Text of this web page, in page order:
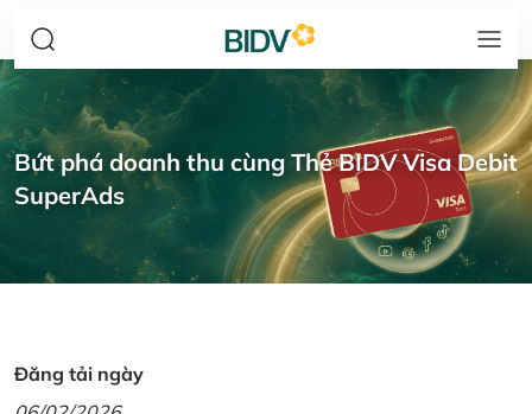
Bứt phá doanh thu cùng Thẻ BIDV Visa Debit
SuperAds
Đăng tải ngày